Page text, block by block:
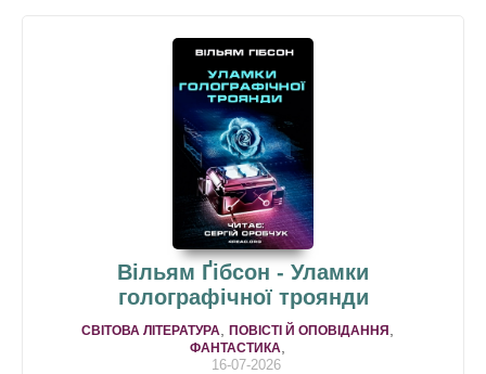
Вільям Ґібсон - Уламки
голографічної троянди
СВІТОВА ЛІТЕРАТУРА ПОВІСТІ Й ОПОВІДАННЯ
ФАНТАСТИКА
16-07-2026